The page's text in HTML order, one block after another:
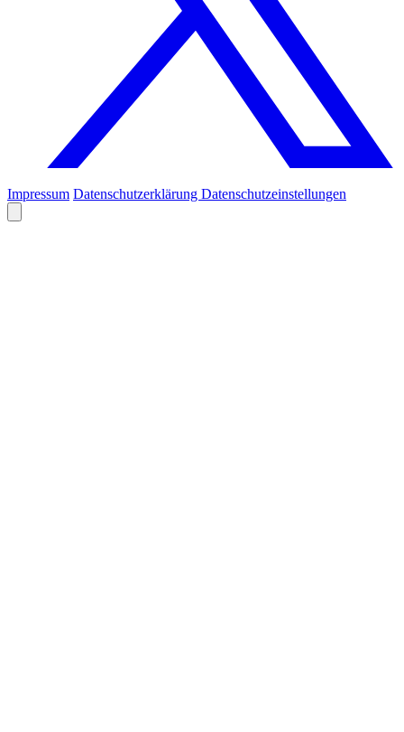
Impressum Datenschutzerklärung Datenschutzeinstellungen